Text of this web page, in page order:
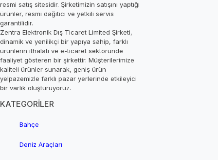
resmi satış sitesidir. Şirketimizin satışını yaptığı
ürünler, resmi dağıtıcı ve yetkili servis
garantilidir.
Zentra Elektronik Dış Ticaret Limited Şirketi,
dinamik ve yenilikçi bir yapıya sahip, farklı
ürünlerin ithalatı ve e-ticaret sektöründe
faaliyet gösteren bir şirkettir. Müşterilerimize
kaliteli ürünler sunarak, geniş ürün
yelpazemizle farklı pazar yerlerinde etkileyici
bir varlık oluşturuyoruz.
KATEGORİLER
Bahçe
Deniz Araçları